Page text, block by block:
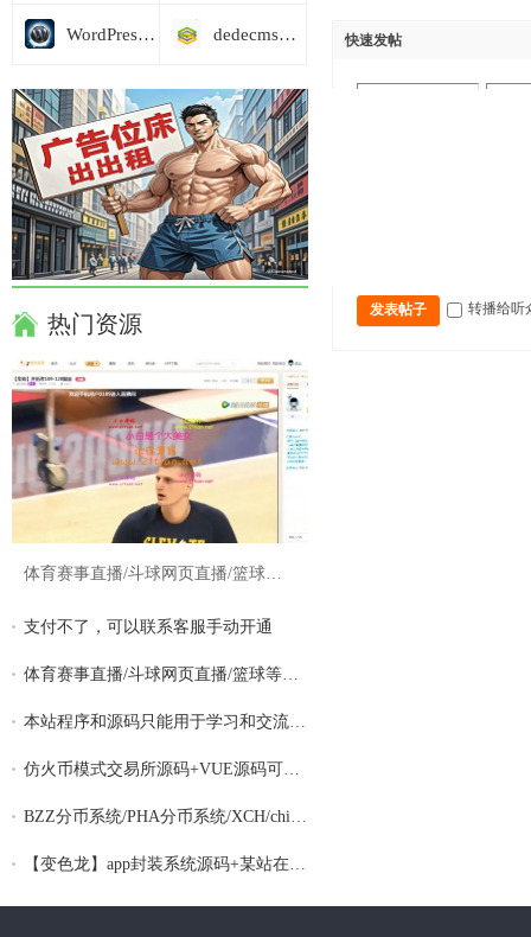
快速发帖
发表帖子 转播给听
WordPress模板 dedecms商业模板
热门资源
支付不了，可以联系客服手动开通